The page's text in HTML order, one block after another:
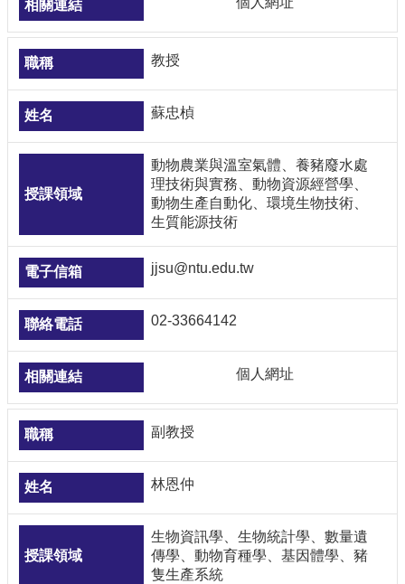
教授
蘇忠楨
動物農業與溫室氣體、養豬廢水處
理技術與實務、動物資源經營學、
動物生產自動化、環境生物技術、
生質能源技術
jjsu@ntu.edu.tw
02-33664142
個人網址
副教授
林恩仲
生物資訊學、生物統計學、數量遺
傳學、動物育種學、基因體學、豬
隻生產系統